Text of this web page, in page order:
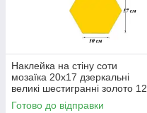
Наклейка на стіну соти
мозаїка 20x17 дзеркальні
великі шестигранні золото 12
штук 9027
Готово до відправки